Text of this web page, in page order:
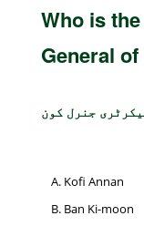
Who is
General
جنرل کون
Kofi Annan
Ban Ki-moon